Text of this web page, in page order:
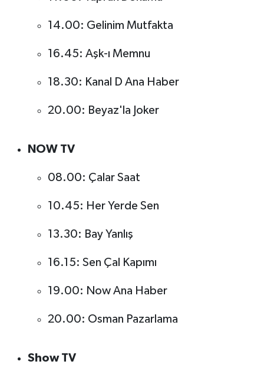
14.00: Gelinim Mutfakta
16.45: Aşk-ı Memnu
18.30: Kanal D Ana Haber
20.00: Beyaz'la Joker
NOW TV
08.00: Çalar Saat
10.45: Her Yerde Sen
13.30: Bay Yanlış
16.15: Sen Çal Kapımı
19.00: Now Ana Haber
20.00: Osman Pazarlama
Show TV
Sındırgı
SPOR
SÜRMANŞET
Susurluk
TARİHTE BUGÜN
TEKNOLOJİ
Trend
TÜRKİYE
VİZYONDAKİLER
YAŞAM